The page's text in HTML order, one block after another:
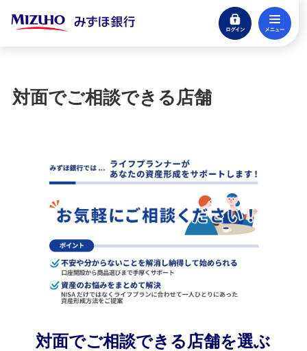
ログイン
閉じる
口座開設
支払う・つかう
クレジットカード・デビット
貯める・増やす
預金・NISA・資産運用
相続・保険
対面でご相談できる店舗
対面でご相談できる店舗を選ぶ